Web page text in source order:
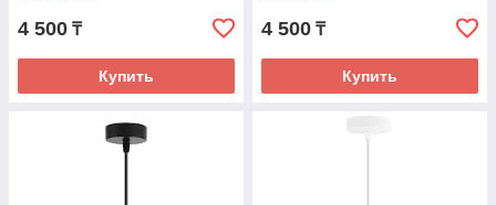
4 500 ₸
Купить
4 500 ₸
Купить